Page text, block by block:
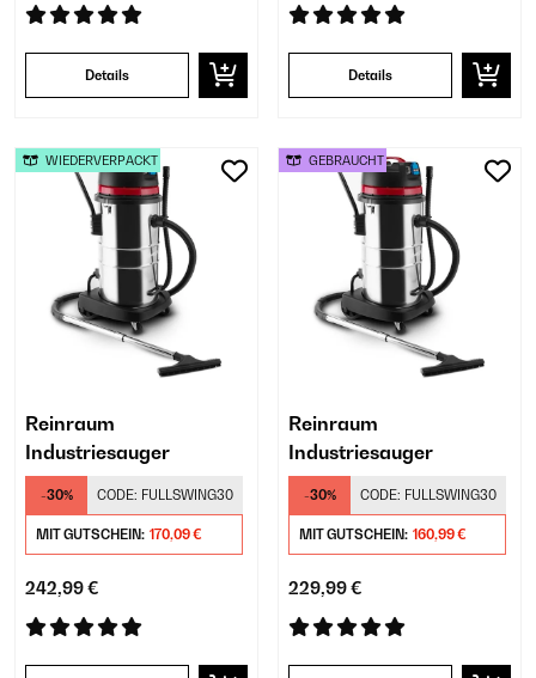
Details Details
Reinraum
Industriesauger
-30% CODE: FULLSWING30
MIT GUTSCHEIN: 170,09 €
242,99 €
WIEDERVERPACKT
Reinraum
Industriesauger
-30% CODE: FULLSWING30
MIT GUTSCHEIN: 160,99 €
229,99 €
GEBRAUCHT